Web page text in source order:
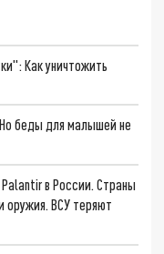
Как уничтожить
беды для малышей не
в России. Страны
оружия. ВСУ теряют